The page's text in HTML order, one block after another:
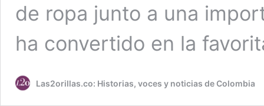
de ropa junto a una
ha convertido en la
Las2orillas.co: Historias, voces y noticias de Colombia